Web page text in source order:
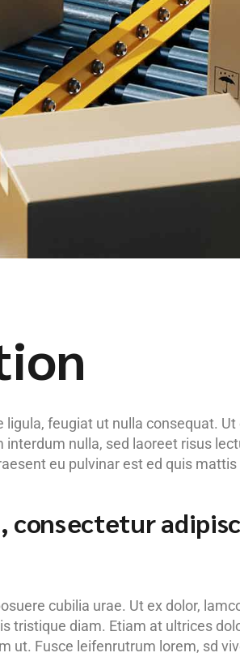
feugiat ut nulla consequat.
nulla, sed laoreet risus
eu pulvinar est ed quis mattis
consectetur
cubilia urae. Ut ex dolor,
tristique diam. Etiam at ultrices
Fusce leifenrutrum lorem, sd